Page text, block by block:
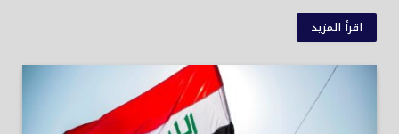
اقرأ المزيد